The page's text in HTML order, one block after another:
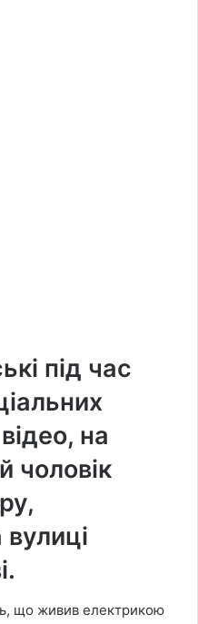
під час
на
чоловік
що живив електрикою